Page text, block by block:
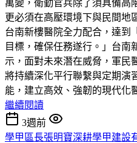
萬變，衛勤官兵除了須具備高
更必須在高壓環境下與民間地
台南新樓醫院全力配合，達到
目標，確保任務遂行。」台南
示，面對未來潛在威脅，軍民
將持續深化平行聯繫與定期演
能，建立高效、強韌的現代化
繼續閱讀
3週前
學甲區長張明寶深耕學甲建設